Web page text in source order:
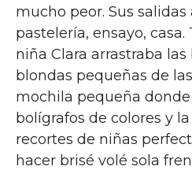
mucho peor. Sus
pastelería, ensayo,
niña Clara arrastraba las
blondas pequeñas de
mochila pequeña
bolígrafos de colores y
recortes de niñas
hacer brisé volé sola